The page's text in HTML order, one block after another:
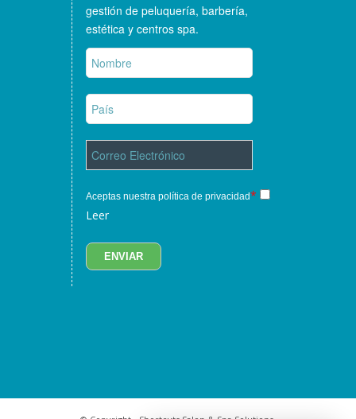
gestión de peluquería, barbería,
estética y centros spa.
Aceptas nuestra política de privacidad*
Leer